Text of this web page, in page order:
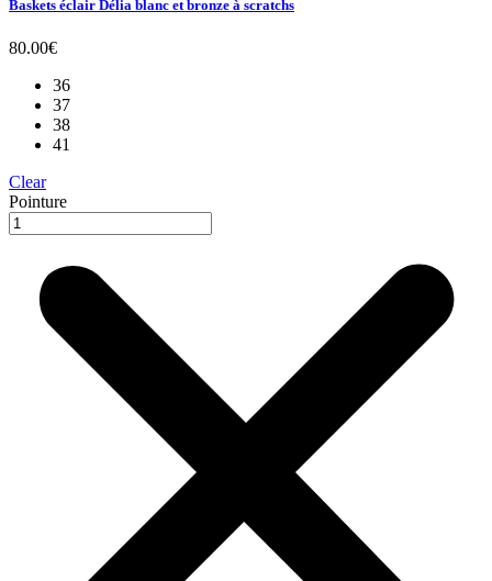
Baskets éclair Délia blanc et bronze à scratchs
80.00€
36
37
38
41
Clear
Pointure